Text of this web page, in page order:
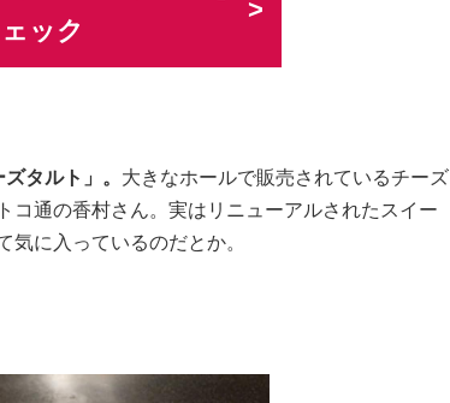
ック
タルト」。 大きなホールで販売されているチーズ
コ通の香村さん。実はリニューアルされたスイー
に入っているのだとか。